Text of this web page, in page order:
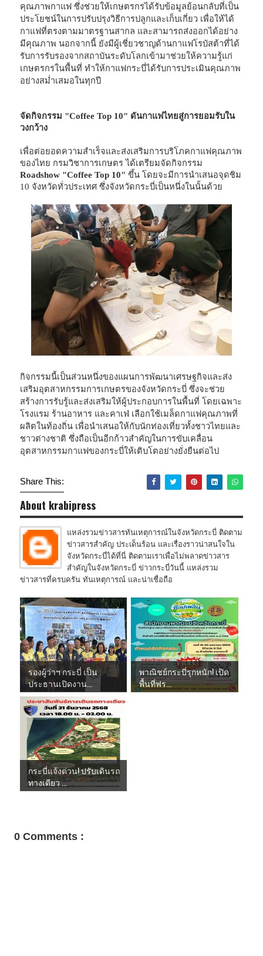
คุณภาพกาแฟ ซึ่งช่วยให้เกษตรกรได้รับข้อมูลย้อนกลับที่เป็น
ประโยชน์ในการปรับปรุงวิธีการปลูกและเก็บเกี่ยว เพื่อให้ได้
กาแฟที่ตรงตามมาตรฐานสากล และสามารถส่งออกได้อย่าง
มีคุณภาพ นอกจากนี้ ยังมีผู้เชี่ยวชาญด้านกาแฟโรบัสต้าที่ได้
รับการรับรองจากสถาบันระดับโลกเข้ามาช่วยให้ความรู้แก่
เกษตรกรในพื้นที่ ทำให้กาแฟกระบี่ได้รับการประเมินคุณภาพ
อย่างสม่ำเสมอในทุกปี
จัดกิจกรรม "Coffee Top 10" ดันกาแฟไทยสู่การยอมรับใน
วงกว้าง
เพื่อต่อยอดความสำเร็จและส่งเสริมการบริโภคกาแฟคุณภาพ
ของไทย กรมวิชาการเกษตร ได้เตรียมจัดกิจกรรม
Roadshow "Coffee Top 10" ขึ้น โดยจะมีการนำเสนอจุดชิม
10 จังหวัดทั่วประเทศ ซึ่งจังหวัดกระบี่เป็นหนึ่งในนั้นด้วย
กิจกรรมนี้เป็นส่วนหนึ่งของแผนการพัฒนาเศรษฐกิจและส่ง
เสริมอุตสาหกรรมการเกษตรของจังหวัดกระบี่ ซึ่งจะช่วย
สร้างการรับรู้และส่งเสริมให้ผู้ประกอบการในพื้นที่ โดยเฉพาะ
โรงแรม ร้านอาหาร และคาเฟ่ เลือกใช้เมล็ดกาแฟคุณภาพที่
ผลิตในท้องถิ่น เพื่อนำเสนอให้กับนักท่องเที่ยวทั้งชาวไทยและ
ชาวต่างชาติ ซึ่งถือเป็นอีกก้าวสำคัญในการขับเคลื่อน
อุตสาหกรรมกาแฟของกระบี่ให้เติบโตอย่างยั่งยืนต่อไป
Share This:
About krabipress
แหล่งรวมข่าวสารทันเหตุการณ์ในจังหวัดกระบี่ ติดตาม
ข่าวสารสำคัญ ประเด็นร้อน และเรื่องราวน่าสนใจใน
จังหวัดกระบี่ได้ที่นี่ ติดตามเราเพื่อไม่พลาดข่าวสาร
สำคัญในจังหวัดกระบี่ ข่าวกระบี่วันนี้ แหล่งรวม
ข่าวสารที่ครบครัน ทันเหตุการณ์ และน่าเชื่อถือ
รองผู้ว่าฯ กระบี่ เป็น
ประธานเปิดงาน...
พาณิชย์กระบี่รุกหนัก! เปิด
พื้นที่ฟร...
กระบี่แจ้งด่วน! ปรับเดินรถ
ทางเดียว ...
0 Comments :